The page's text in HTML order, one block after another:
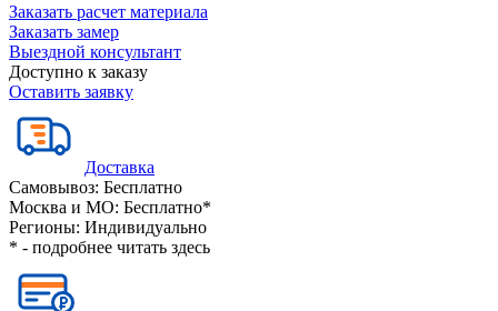
Заказать расчет материала
Заказать замер
Выездной консультант
Доступно к заказу
Оставить заявку
Доставка
Самовывоз: Бесплатно
Москва и МО: Бесплатно*
Регионы: Индивидуально
* - подробнее читать здесь